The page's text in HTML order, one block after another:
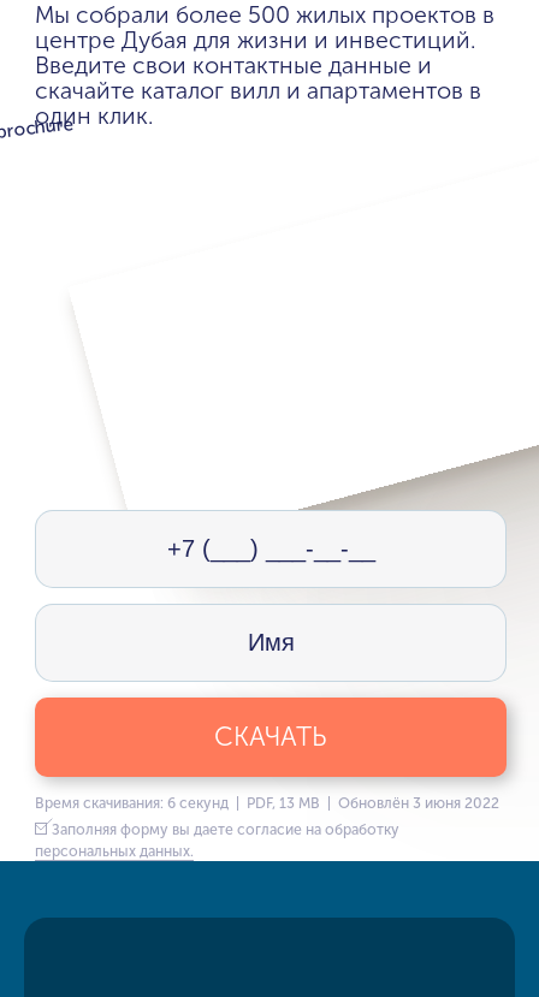
Мы собрали более 500 жилых проектов в
центре Дубая для жизни и инвестиций.
Введите свои контактные данные и
скачайте каталог вилл и апартаментов в
один клик.
СКАЧАТЬ
Время скачивания: 6 секунд | PDF, 13 MB | Обновлён 3 июня 2022
Заполняя форму вы даете согласие на обработку
персональных данных.